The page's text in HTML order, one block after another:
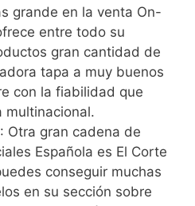
grande en la venta On-
entre todo su
gran cantidad de
tapa a muy buenos
con la fiabilidad que
multinacional.
: Otra gran cadena de
Española es El Corte
conseguir muchas
en su sección sobre